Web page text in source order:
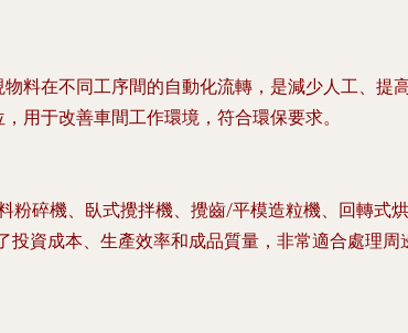
料在不同工序間的自動化流轉，是減少人工、提
用于改善車間工作環境，符合環保要求。
粉碎機、臥式攪拌機、攪齒/平模造粒機、回轉式
資成本、生產效率和成品質量，非常適合處理